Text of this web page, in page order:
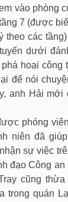
vào phòng
7 (được
theo các
dưới
hoại công
để nói
anh Hải mới
phóng
niên đã
sự việc
đạo Công
cũng
trong quán